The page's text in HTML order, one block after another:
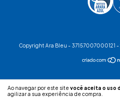
Ao navegar por este site você aceita o uso
agilizar a sua experiência de compra.
Copyright Ara Bleu - 37157007000121 -